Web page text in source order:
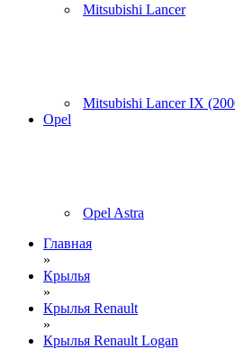
Mitsubishi Lancer
Mitsubishi Lancer IX
Opel
Opel Astra
Главная
»
Крылья
»
Крылья Renault
»
Крылья Renault Logan